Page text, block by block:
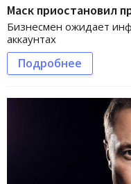
Маск приостановил
Бизнесмен ожидает
аккаунтах
Подробнее